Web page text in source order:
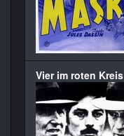
Vier im roten Kreis